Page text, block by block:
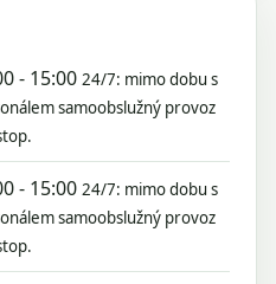
- 15:00 24/7: mimo dobu s
samoobslužný provoz
- 15:00 24/7: mimo dobu s
samoobslužný provoz